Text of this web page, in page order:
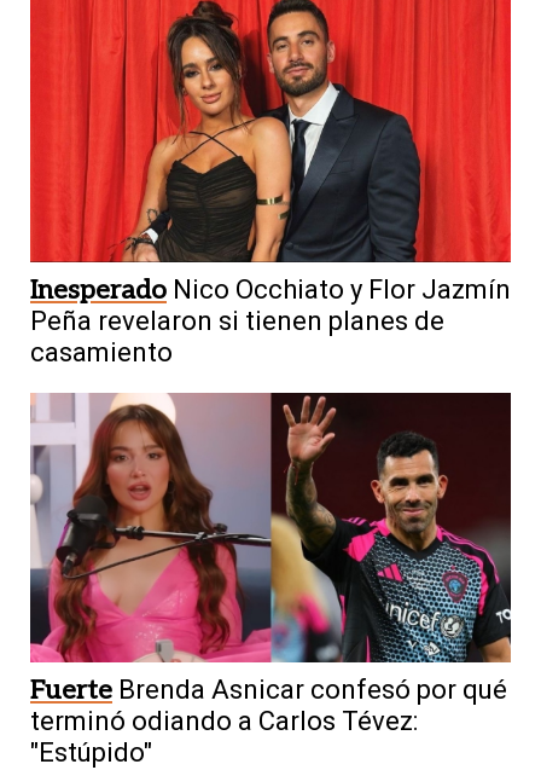
Inesperado Nico Occhiato y Flor Jazmín
Peña revelaron si tienen planes de
casamiento
Fuerte Brenda Asnicar confesó por qué
terminó odiando a Carlos Tévez:
"Estúpido"